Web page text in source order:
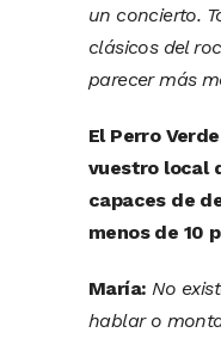
un concierto.
clásicos del
parecer más
El Perro
vuestro local
capaces de
menos de 10
María: No
hablar o